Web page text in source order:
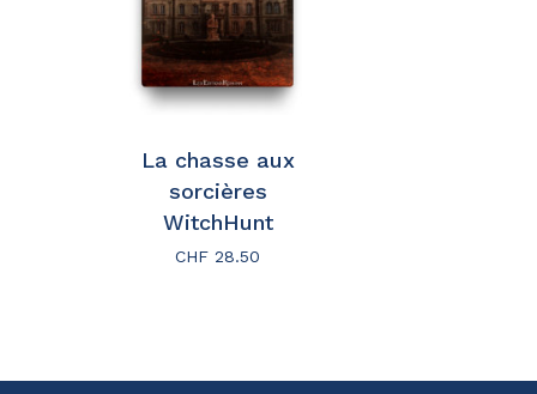
La chasse aux
sorcières
WitchHunt
CHF 28.50